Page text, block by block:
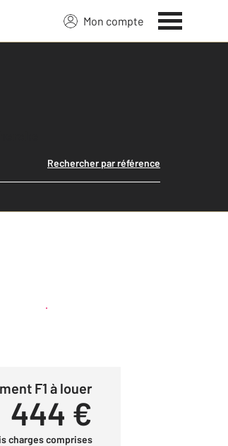
Mon compte
Rechercher par référence
Créer une alerte
F1 à louer
444 €
charges comprises